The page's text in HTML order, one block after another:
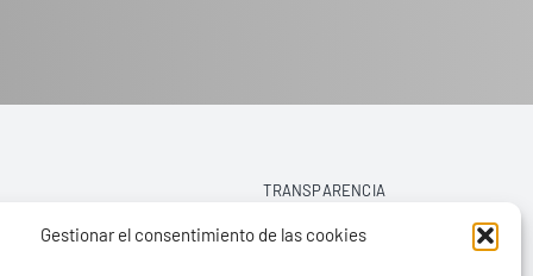
Gestionar el consentimiento de las cookies
TRANSPARENCIA
AVISO LEGAL